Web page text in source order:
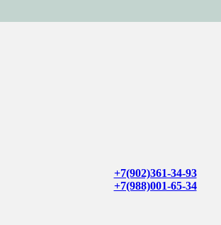
+7(902)361-34-93
+7(988)001-65-34